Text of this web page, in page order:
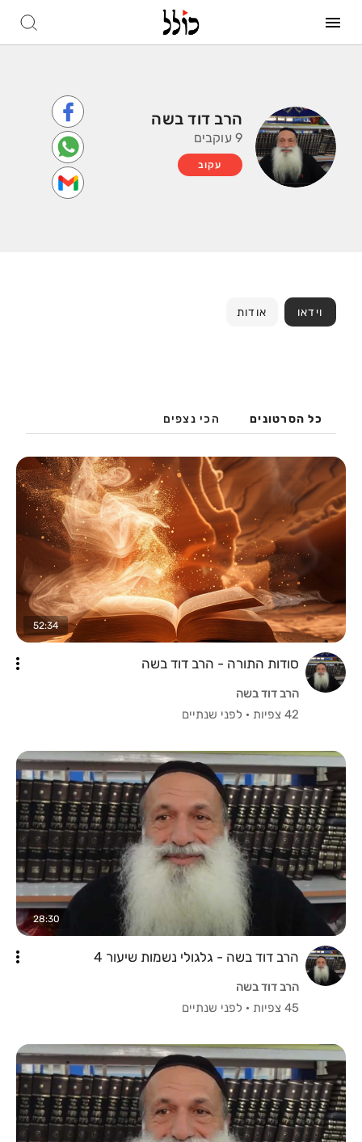
הרב דוד בשה
9 עוקבים
עקוב
וידאו אודות
כל הסרטונים הכי נצפים
52:34
סודות התורה - הרב דוד בשה
הרב דוד בשה
42 צפיות
· לפני שנתיים
28:30
הרב דוד בשה - גלגולי נשמות שיעור 4
הרב דוד בשה
45 צפיות
· לפני שנתיים